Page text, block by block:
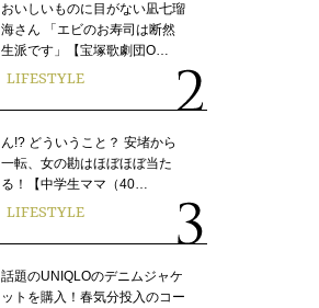
おいしいものに目がない凪七瑠
海さん 「エビのお寿司は断然
生派です」【宝塚歌劇団O…
LIFESTYLE
ん!? どういうこと？ 安堵から
一転、女の勘はほぼほぼ当た
る！【中学生ママ（40…
LIFESTYLE
話題のUNIQLOのデニムジャケ
ットを購入！春気分投入のコー